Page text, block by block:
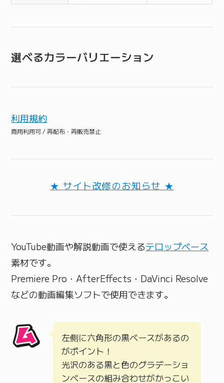
選べるカラーバリエーション
利用規約
商用利用可 / 再配布・再販売禁止
★ サイト改修のお知らせ ★
YouTube動画や解説動画で使えるテロップベース
素材です。
Premiere Pro・AfterEffects・DaVinci Resolve
などの動画編集ソフトで使用できます。
左側に六角形の黒ベースがあるの
がポイント！
光沢のある黒と色のグラデーショ
ンベースの組み合わせがかっこい